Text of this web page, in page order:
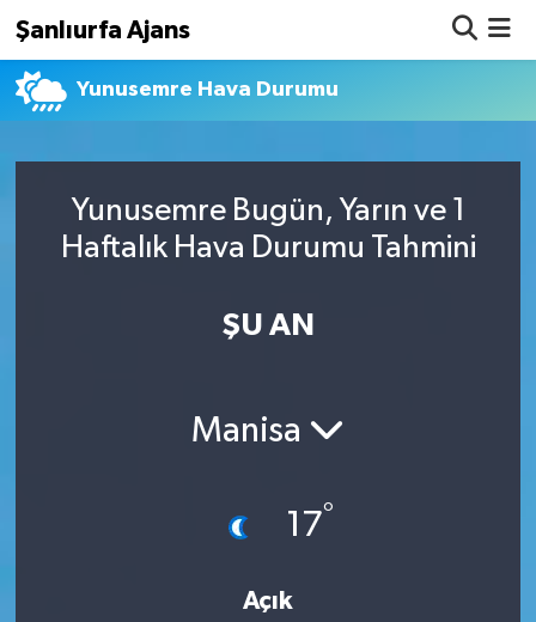
Şanlıurfa Ajans
Yunusemre Hava Durumu
Yunusemre Bugün, Yarın ve 1
Haftalık Hava Durumu Tahmini
ŞU AN
Manisa
17°
Açık
Nöbetçi Eczaneler
Namaz Vakitleri
Süper Lig Puan Durumu ve Fikstür